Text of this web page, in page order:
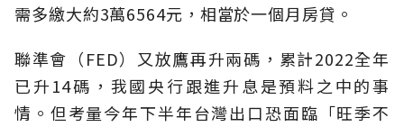
需多繳大約3萬6564元，相當於一個月房貸。
聯準會（FED）又放鷹再升兩碼，累計2022全年
已升14碼，我國央行跟進升息是預料之中的事
情。但考量今年下半年台灣出口恐面臨「旺季不